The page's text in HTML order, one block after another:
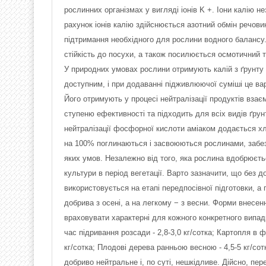
рослинних організмах у вигляді іонів K +. Іони калію
рахунок іонів калію здійснюється азотний обмін
підтримання необхідного для рослини водного
стійкість до посухи, а також посилюється осмотичний
У природних умовах рослини отримують калій з
доступним, і при додаванні підживлюючої суміші це
Його отримують у процесі нейтралізації продуктів
ступеню ефективності та підходить для всіх видів
нейтралізації фосфорної кислоти аміаком додається
на 100% поглинаються і засвоюються рослинами,
яких умов. Незалежно від того, яка рослина
культури в період вегетації. Варто зазначити, що без
використовується на етапі передпосівної
добрива з осені, а на легкому − з весни. Форми
враховувати характерні для кожного конкретного
час підривання розсади - 2,8-3,0 кг/сотка; Картопля в
кг/сотка; Плодові дерева ранньою весною - 4,5-5 кг/
добриво нейтральне і, по суті, нешкідливе. Дійсно,